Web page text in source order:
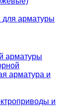
для арматуры
арматуры
арматура и
и